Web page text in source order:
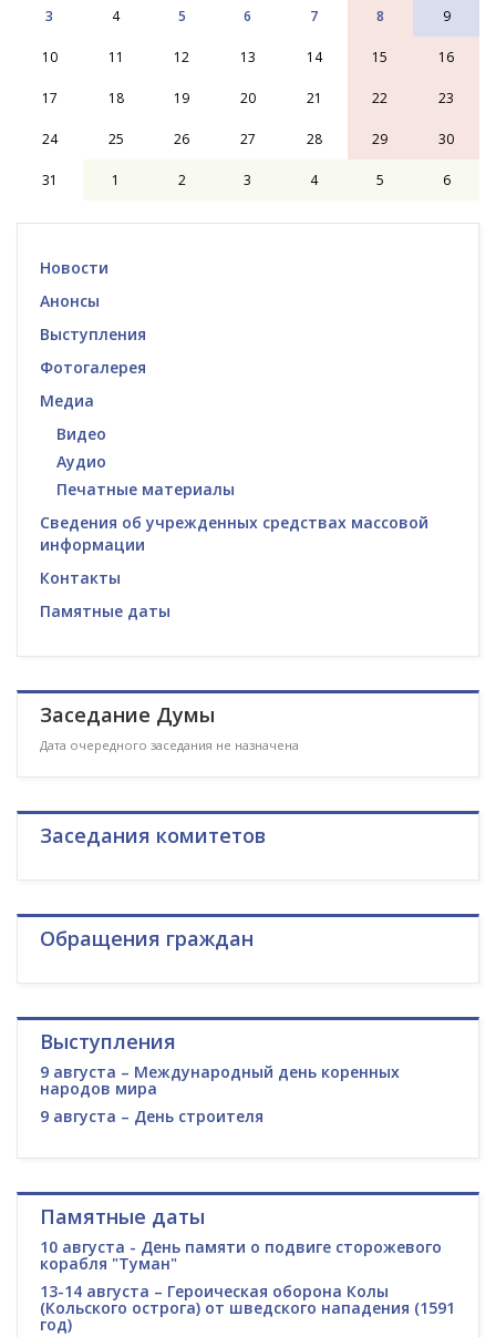
3 4 5 6 7 8 9
10 11 12 13 14 15 16
17 18 19 20 21 22 23
24 25 26 27 28 29 30
31 1 2 3 4 5 6
Новости
Анонсы
Выступления
Фотогалерея
Медиа
Видео
Аудио
Печатные материалы
Сведения об учрежденных средствах массовой
информации
Контакты
Памятные даты
Заседание Думы
Дата очередного заседания не назначена
Заседания комитетов
Обращения граждан
Выступления
9 августа – Международный день коренных
народов мира
9 августа – День строителя
Памятные даты
10 августа - День памяти о подвиге сторожевого
корабля "Туман"
13-14 августа – Героическая оборона Колы
(Кольского острога) от шведского нападения (1591
год)